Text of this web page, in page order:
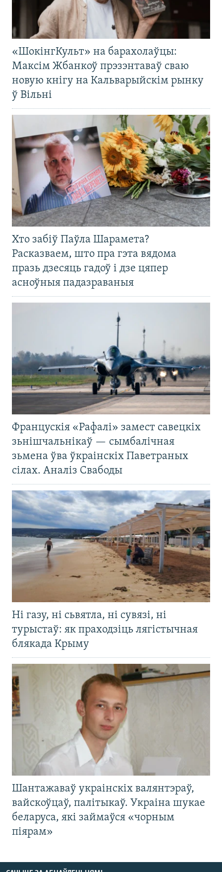
«ШокінгКульт» на барахолаўцы:
Максім Жбанкоў прэзэнтаваў сваю
новую кнігу на Кальварыйскім рынку
ў Вільні
Хто забіў Паўла Шарамета?
Расказваем, што пра гэта вядома
празь дзесяць гадоў і дзе цяпер
асноўныя падазраваныя
Францускія «Рафалі» замест савецкіх
зьнішчальнікаў — сымбалічная
зьмена ўва ўкраінскіх Паветраных
сілах. Аналіз Свабоды
Ні газу, ні сьвятла, ні сувязі, ні
турыстаў: як праходзіць лягістычная
блякада Крыму
Шантажаваў украінскіх валянтэраў,
вайскоўцаў, палітыкаў. Украіна шукае
беларуса, які займаўся «чорным
піярам»